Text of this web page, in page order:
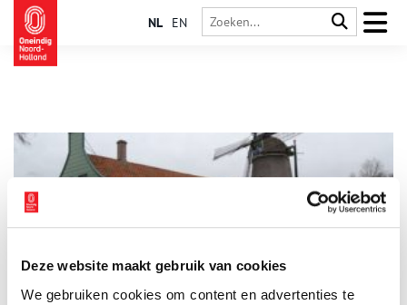
Deze website maakt gebruik van cookies
We gebruiken cookies om content en advertenties te
NL EN
De schuur naast ‘De Paauw’ is een provinciaal monument.